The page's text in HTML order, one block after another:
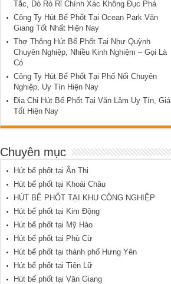
Tắc, Dò Rò Rỉ Chính Xác Không Đục Phá
Công Ty Hút Bể Phốt Tại Ocean Park Văn
Giang Tốt Nhất Hiện Nay
Thợ Thông Hút Bể Phốt Tại Như Quỳnh
Chuyên Nghiệp, Nhiều Kinh Nghiệm – Gọi Là
Có
Công Ty Hút Bể Phốt Tại Phố Nối Chuyên
Nghiệp, Uy Tín Hiện Nay
Địa Chỉ Hút Bể Phốt Tại Văn Lâm Uy Tín, Giá
Tốt Hiện Nay
Chuyên mục
Hút bể phốt tại Ân Thi
Hút bể phốt tại Khoái Châu
HÚT BỂ PHỐT TẠI KHU CÔNG NGHIỆP
Hút bể phốt tại Kim Động
Hút bể phốt tại Mỹ Hào
Hút bể phốt tại Phù Cừ
Hút bể phốt tại thành phố Hưng Yên
Hút bể phốt tại Tiên Lữ
Hút bể phốt tại Văn Giang